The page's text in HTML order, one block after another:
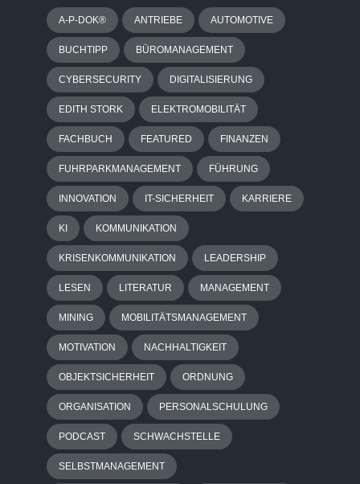
A-P-DOK® ANTRIEBE AUTOMOTIVE
BUCHTIPP BÜROMANAGEMENT
CYBERSECURITY DIGITALISIERUNG
EDITH STORK ELEKTROMOBILITÄT
FACHBUCH FEATURED FINANZEN
FUHRPARKMANAGEMENT FÜHRUNG
INNOVATION IT-SICHERHEIT KARRIERE
KI KOMMUNIKATION
KRISENKOMMUNIKATION LEADERSHIP
LESEN LITERATUR MANAGEMENT
MINING MOBILITÄTSMANAGEMENT
MOTIVATION NACHHALTIGKEIT
OBJEKTSICHERHEIT ORDNUNG
ORGANISATION PERSONALSCHULUNG
PODCAST SCHWACHSTELLE
SELBSTMANAGEMENT